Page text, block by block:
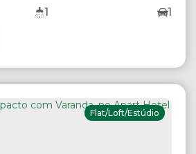
1 1
Flat/Loft/Estúdio